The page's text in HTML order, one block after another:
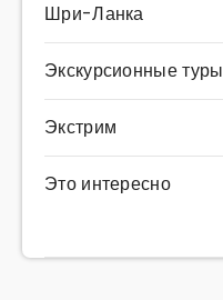
Шри-Ланка
Экскурсионные туры
Экстрим
Это интересно